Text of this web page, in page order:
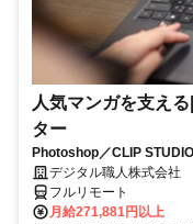
人気マンガを支え
ター
Photoshop／CLIP
デジタル職人株式会社
フルリモート
月給271,881円以上